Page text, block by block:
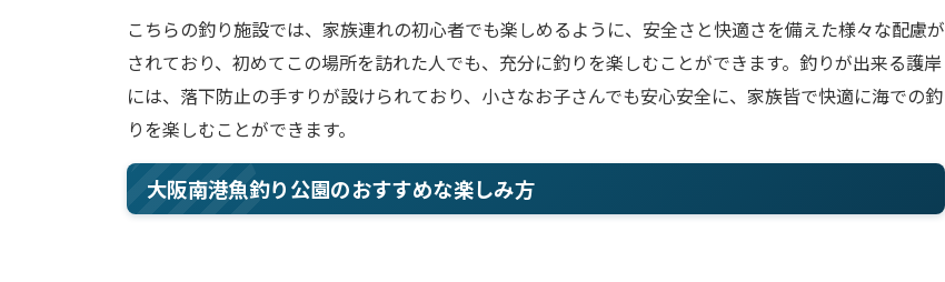
こちらの釣り施設では、家族連れの初心者でも楽しめるように、安全さと快適さを備えた様々な配慮が
されており、初めてこの場所を訪れた人でも、充分に釣りを楽しむことができます。釣りが出来る護岸
には、落下防止の手すりが設けられており、小さなお子さんでも安心安全に、家族皆で快適に海での釣
りを楽しむことができます。
大阪南港魚釣り公園のおすすめな楽しみ方